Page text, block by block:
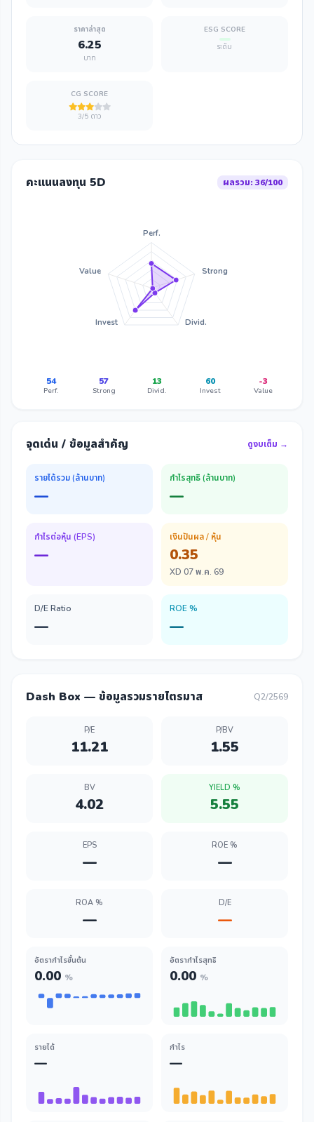
ราคาล่าสุด
6.25
บาท
ESG SCORE
ระดับ
CG SCORE
3/5 ดาว
คะแนนลงทุน 5D ผลรวม: 36/100
Perf.
Strong
Divid.
Invest
Value
54
Perf.
57
Strong
13
Divid.
60
Invest
-3
Value
จุดเด่น / ข้อมูลสำคัญ ดูงบเต็ม →
รายได้รวม (ล้านบาท)
—
กำไรสุทธิ (ล้านบาท)
—
กำไรต่อหุ้น (EPS)
—
เงินปันผล / หุ้น
0.35
XD 07 พ.ค. 69
D/E Ratio
—
ROE %
—
Dash Box — ข้อมูลรวมรายไตรมาส Q2/2569
P/E
11.21
P/BV
1.55
BV
4.02
YIELD %
5.55
EPS
—
ROE %
—
ROA %
—
D/E
—
อัตรากำไรขั้นต้น
0.00 %
อัตรากำไรสุทธิ
0.00 %
รายได้
—
กำไร
—